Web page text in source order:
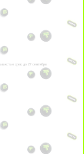
срок до 27 сентября